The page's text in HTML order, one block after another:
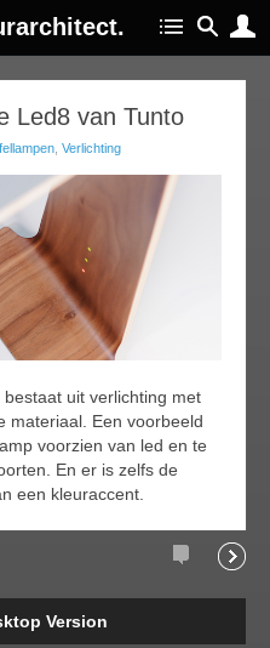
Led8 van Tunto
Verlichting
uit verlichting met
materiaal. Een voorbeeld
voorzien van led en te
En er is zelfs de
een kleuraccent.
Comments
Version